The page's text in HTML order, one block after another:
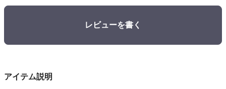
レビューを書く
アイテム説明